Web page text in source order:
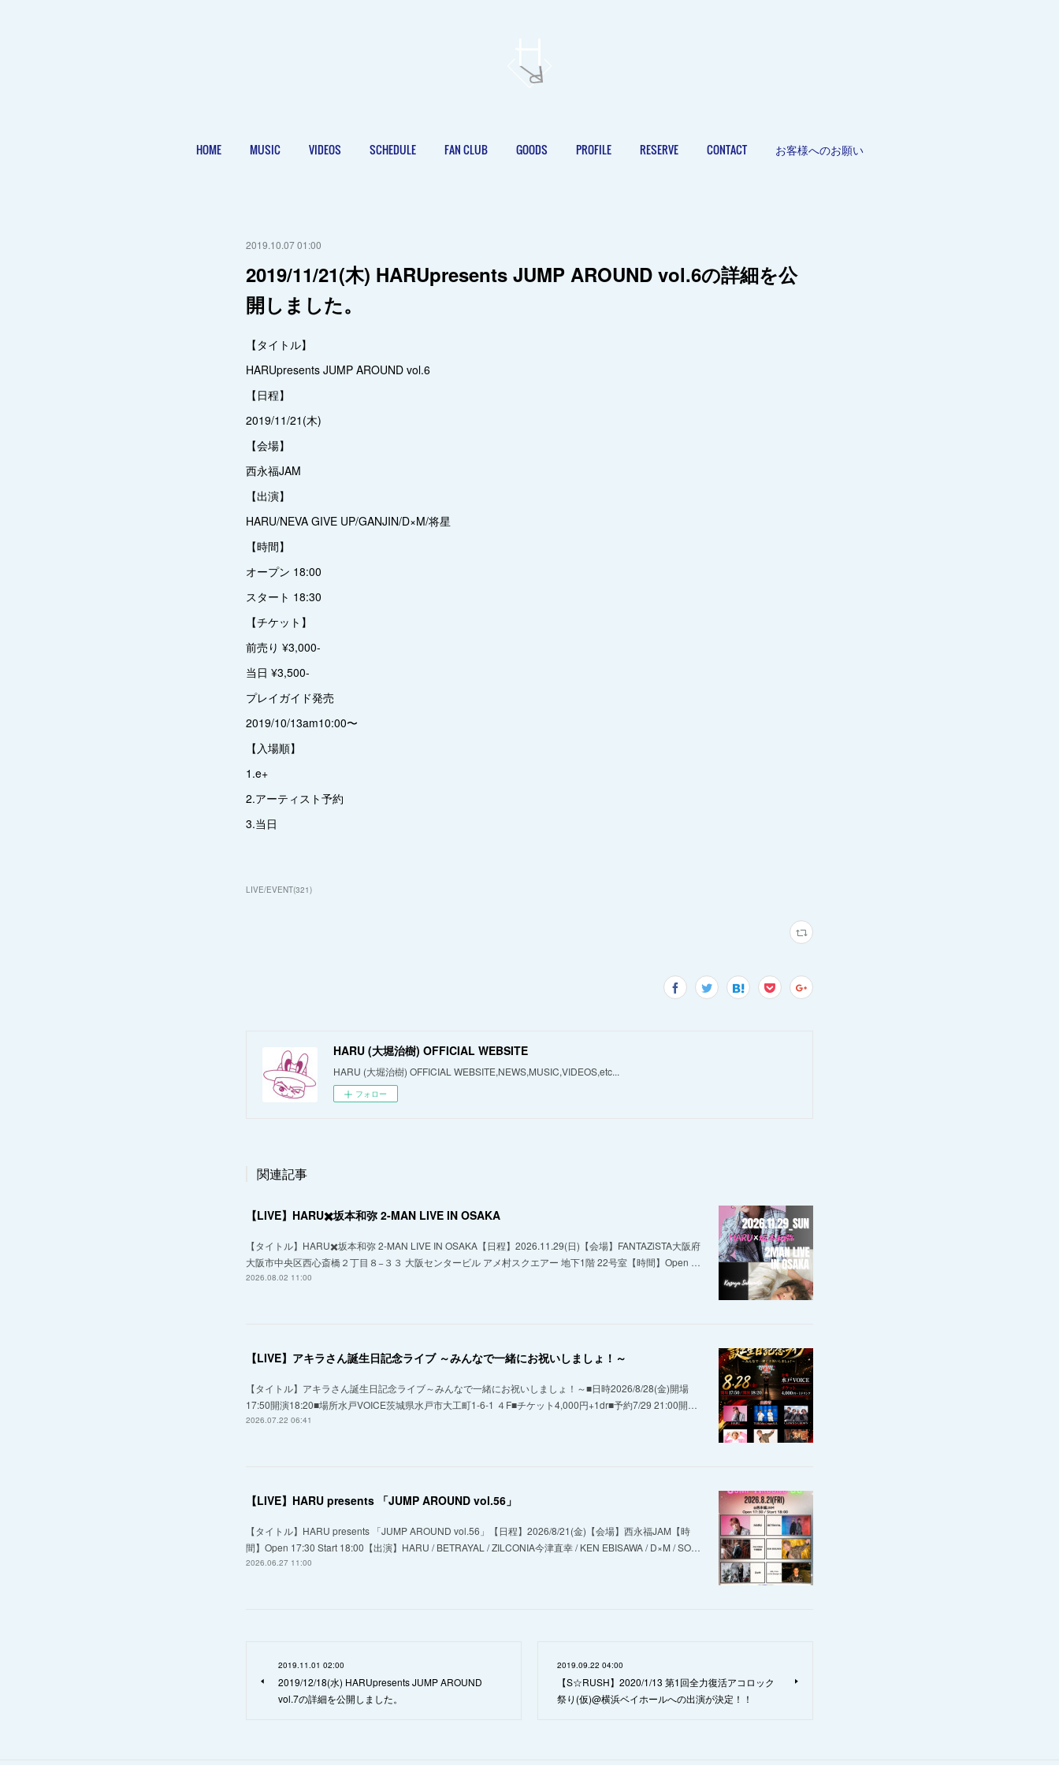
HOME MUSIC VIDEOS SCHEDULE FAN CLUB GOODS PROFILE RESERVE CONTACT お客様へのお願い
2019.10.07 01:00
2019/11/21(木) HARUpresents JUMP AROUND vol.6の詳細を公
開しました。
【タイトル】
HARUpresents JUMP AROUND vol.6
【日程】
2019/11/21(木)
【会場】
西永福JAM
【出演】
HARU/NEVA GIVE UP/GANJIN/D×M/将星
【時間】
オープン 18:00
スタート 18:30
【チケット】
前売り ¥3,000-
当日 ¥3,500-
プレイガイド発売
2019/10/13am10:00〜
【入場順】
1.e+
2.アーティスト予約
3.当日
LIVE/EVENT(321)
HARU (大堀治樹) OFFICIAL WEBSITE
HARU (大堀治樹) OFFICIAL WEBSITE,NEWS,MUSIC,VIDEOS,etc...
フォロー
関連記事
【LIVE】HARU✖️坂本和弥 2-MAN LIVE IN OSAKA
【タイトル】HARU✖️坂本和弥 2-MAN LIVE IN OSAKA【日程】2026.11.29(日)【会場】FANTAZiSTA大阪府
大阪市中央区西心斎橋２丁目８−３３ 大阪センタービル アメ村スクエアー 地下1階 22号室【時間】Open …
2026.08.02 11:00
【LIVE】アキラさん誕生日記念ライブ ～みんなで一緒にお祝いしましょ！～
【タイトル】アキラさん誕生日記念ライブ～みんなで一緒にお祝いしましょ！～■日時2026/8/28(金)開場
17:50開演18:20■場所水戸VOICE茨城県水戸市大工町1-6-1 ４F■チケット4,000円+1dr■予約7/29 21:00開…
2026.07.22 06:41
【LIVE】HARU presents 「JUMP AROUND vol.56」
【タイトル】HARU presents 「JUMP AROUND vol.56」【日程】2026/8/21(金)【会場】西永福JAM【時
間】Open 17:30 Start 18:00【出演】HARU / BETRAYAL / ZILCONIA今津直幸 / KEN EBISAWA / D×M / SO…
2026.06.27 11:00
2019.11.01 02:00
2019/12/18(水) HARUpresents JUMP AROUND
vol.7の詳細を公開しました。
2019.09.22 04:00
【S☆RUSH】2020/1/13 第1回全力復活アコロック
祭り(仮)@横浜ベイホールへの出演が決定！！